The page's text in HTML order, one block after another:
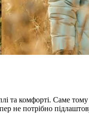
комфорті. Саме
не потрібно